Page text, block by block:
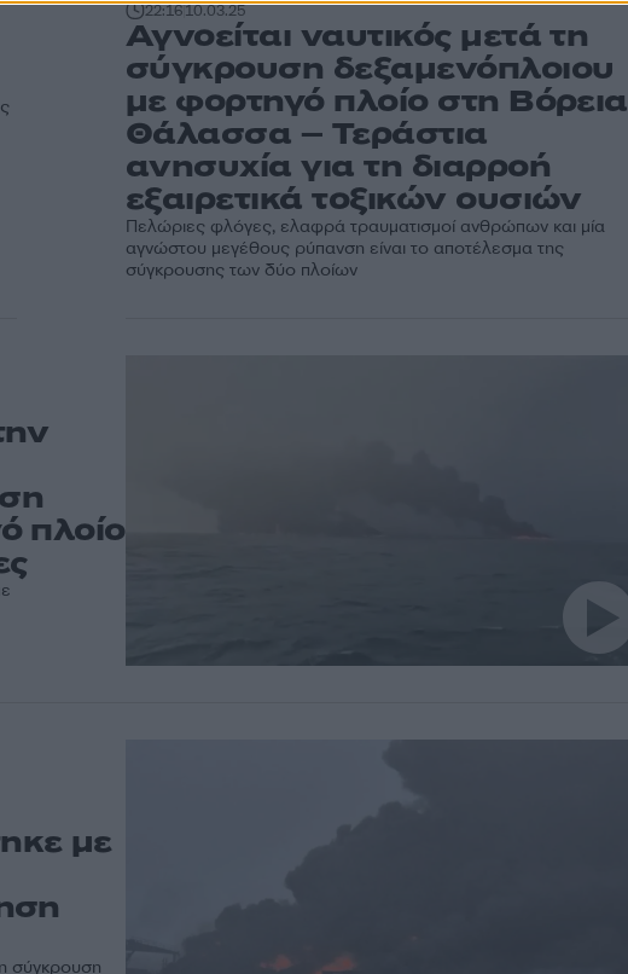
22:1610.03.25
Αγνοείται ναυτικός μετά τη
σύγκρουση δεξαμενόπλοιου
με φορτηγό πλοίο στη Βόρεια
Θάλασσα – Τεράστια
ανησυχία για τη διαρροή
εξαιρετικά τοξικών ουσιών
Πελώριες φλόγες, ελαφρά τραυματισμοί ανθρώπων και μία
αγνώστου μεγέθους ρύπανση είναι το αποτέλεσμα της
σύγκρουσης των δύο πλοίων
πλοίο
με
σύγκρουση